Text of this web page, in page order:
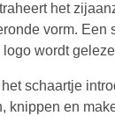
het
vorm.
wordt
schaartje
knippen en